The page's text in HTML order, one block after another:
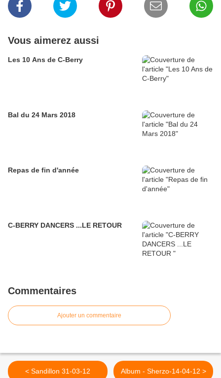
Vous aimerez aussi
Les 10 Ans de C-Berry
Bal du 24 Mars 2018
Repas de fin d'année
C-BERRY DANCERS ...LE RETOUR
Commentaires
Ajouter un commentaire
< Sandillon 31-03-12 Album - Sherzo-14-04-12 >